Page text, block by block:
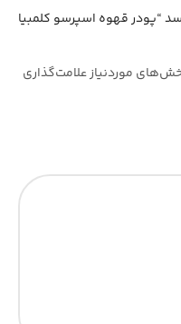
“پودر قهوه اسپرسو کلمبیا
موردنیاز علامت‌گذاری